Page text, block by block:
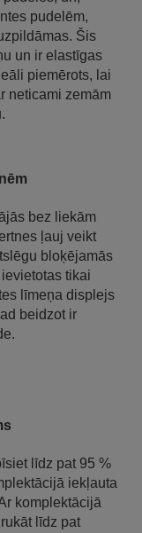
pudelēm,
Šis
un ir elastīgas
piemērots, lai
neticami zemām
bez liekām
ļauj veikt
bloķējamās
tikai
līmeņa displejs
beidzot ir
līdz pat 95 %
iekļauta
komplektācijā
līdz pat